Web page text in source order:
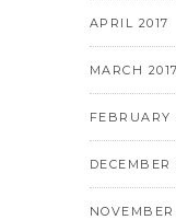
APRIL 2017
MARCH 2017
FEBRUARY
DECEMBER
NOVEMBER